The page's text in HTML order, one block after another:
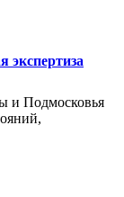
экспертиза
и Подмосковья